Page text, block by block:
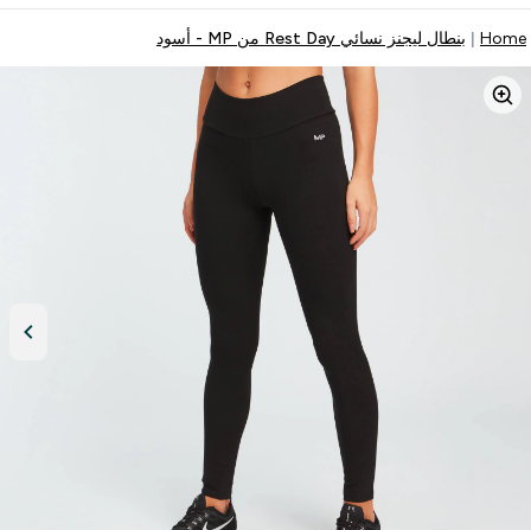
Home بنطال ليجنز نسائي Rest Day من MP - أسود